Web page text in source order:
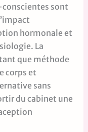
sont
hormonale et
La
que méthode
corps et
sans
du cabinet une